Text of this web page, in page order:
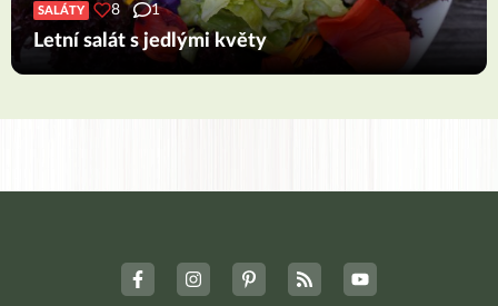
SALÁTY 8 1
Letní salát s jedlými květy